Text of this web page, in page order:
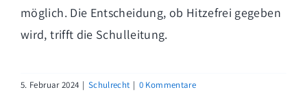
möglich. Die Entscheidung, ob Hitzefrei gegeben
wird, trifft die Schulleitung.
5. Februar 2024 | Schulrecht | 0 Kommentare